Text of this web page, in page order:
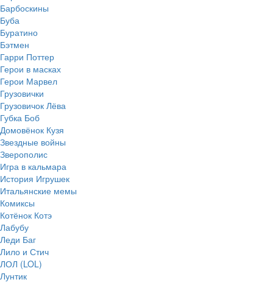
Барбоскины
Буба
Буратино
Бэтмен
Гарри Поттер
Герои в масках
Герои Марвел
Грузовички
Грузовичок Лёва
Губка Боб
Домовёнок Кузя
Звездные войны
Зверополис
Игра в кальмара
История Игрушек
Итальянские мемы
Комиксы
Котёнок Котэ
Лабубу
Леди Баг
Лило и Стич
ЛОЛ (LOL)
Лунтик